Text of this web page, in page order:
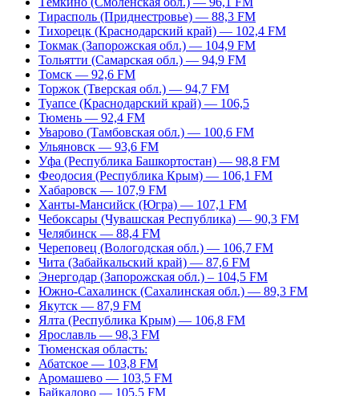
Тирасполь (Приднестровье) — 88,3 FM
Тихорецк (Краснодарский край) — 102,4 FM
Токмак (Запорожская обл.) — 104,9 FM
Тольятти (Самарская обл.) — 94,9 FM
Томск — 92,6 FM
Торжок (Тверская обл.) — 94,7 FM
Туапсе (Краснодарский край) — 106,5
Тюмень — 92,4 FM
Уварово (Тамбовская обл.) — 100,6 FM
Ульяновск — 93,6 FM
Уфа (Республика Башкортостан) — 98,8 FM
Феодосия (Республика Крым) — 106,1 FM
Хабаровск — 107,9 FM
Ханты-Мансийск (Югра) — 107,1 FM
Чебоксары (Чувашская Республика) — 90,3 FM
Челябинск — 88,4 FM
Череповец (Вологодская обл.) — 106,7 FM
Чита (Забайкальский край) — 87,6 FM
Энергодар (Запорожская обл.) – 104,5 FM
Южно-Сахалинск (Сахалинская обл.) — 89,3 FM
Якутск — 87,9 FM
Ялта (Республика Крым) — 106,8 FM
Ярославль — 98,3 FM
Тюменская область:
Абатское — 103,8 FM
Аромашево — 103,5 FM
Байкалово — 105,5 FM